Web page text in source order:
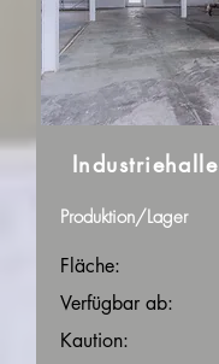
Industriehalle
Produktion/Lager
Fläche:
Verfügbar ab:
Kaution: